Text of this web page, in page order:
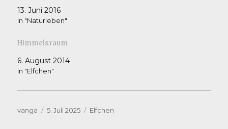
13. Juni 2016
In "Naturleben"
Himmelsraum
6. August 2014
In "Elfchen"
Autor
vanga
Veröffentlicht
5. Juli 2025 Kategorien
Elfchen